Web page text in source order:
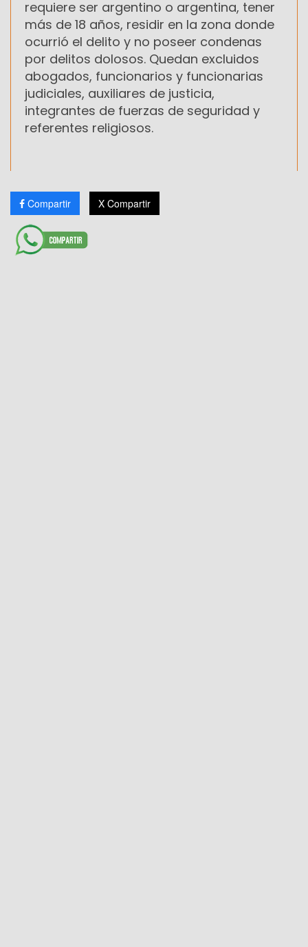
requiere ser argentino o argentina, tener
más de 18 años, residir en la zona donde
ocurrió el delito y no poseer condenas
por delitos dolosos. Quedan excluidos
abogados, funcionarios y funcionarias
judiciales, auxiliares de justicia,
integrantes de fuerzas de seguridad y
referentes religiosos.
Compartir X Compartir